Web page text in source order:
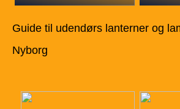
Guide til udendørs lanterner og
Nyborg